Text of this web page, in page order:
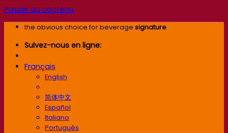
Passer au contenu
the obvious choice for beverage signature
Suivez-nous en ligne:
Français
English
简体中文
Español
Italiano
Português